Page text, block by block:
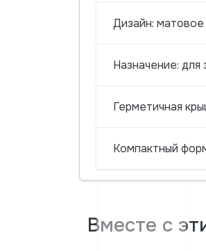
Дизайн:
Назначение:
Герметичная
Компактный
Вместе с